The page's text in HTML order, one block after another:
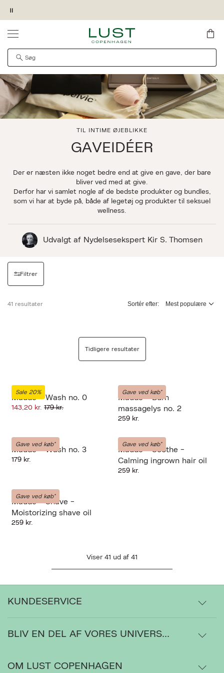
Pause
Forside
TIL INTIME ØJEBLIKKE
GAVEIDÉER
Der er næsten ikke noget bedre end at give en gave, der bare
bliver ved med at give.
Derfor har vi samlet nogle af de bedste produkter og bundles,
som vi har at byde på, både af legetøj og produkter til seksuel
wellness.
Udvalgt af Nydelsesekspert Kir S. Thomsen
Filtrer
41 resultater Sortér efter:
Tidligere resultater
Sale 20%
MAUDE
Maude - Wash no. 0
143,20 kr. 179 kr.
Gave ved køb*
MAUDE
Maude - Burn
massagelys no. 2
259 kr.
Gave ved køb*
MAUDE
Maude - Wash no. 3
179 kr.
Gave ved køb*
MAUDE
Maude - Soothe -
Calming ingrown hair oil
259 kr.
Gave ved køb*
MAUDE
Maude - Shave -
Moistorizing shave oil
259 kr.
Viser 41 ud af 41
KUNDESERVICE
Levering
Ordrestatus
BLIV EN DEL AF VORES UNIVERS...
OM LUST COPENHAGEN
SKRIV MIG OP
KØB OG HENT I MAGASIN FORRETNING
GIV OS LOV TIL AT VISE VIDEOEN
PRODUKTET KAN DESVÆRRE IKKE FINDES
Det kan være, at produktet er flyttet til en anden side,
midlertidigt utilgængeligt eller udgået fra sortimentet.
QUICK SHOP